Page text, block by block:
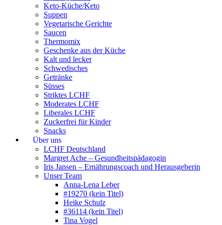
Keto-Küche/Keto
Suppen
Vegetarische Gerichte
Saucen
Thermomix
Geschenke aus der Küche
Kalt und lecker
Schwedisches
Getränke
Süsses
Striktes LCHF
Moderates LCHF
Liberales LCHF
Zuckerfrei für Kinder
Snacks
Über uns
LCHF Deutschland
Margret Ache – Gesundheitspädagogin
Iris Jansen – Ernährungscoach und Herausgeberin
Unser Team
Anna-Lena Leber
#19270 (kein Titel)
Heike Schulz
#36114 (kein Titel)
Tina Vogel